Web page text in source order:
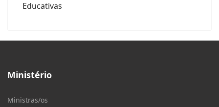
Educativas
Ministério
Ministras/os